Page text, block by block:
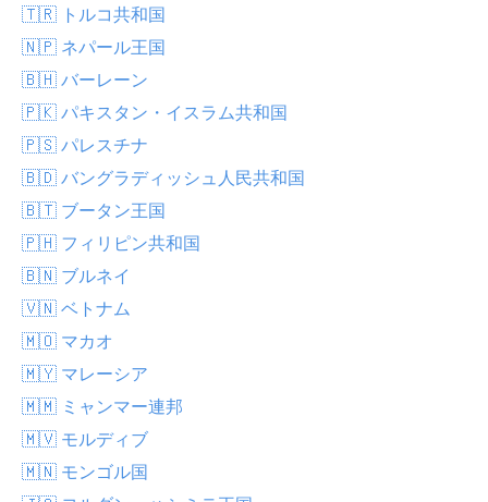
🇹🇷 トルコ共和国
🇳🇵 ネパール王国
🇧🇭 バーレーン
🇵🇰 パキスタン・イスラム共和国
🇵🇸 パレスチナ
🇧🇩 バングラディッシュ人民共和国
🇧🇹 ブータン王国
🇵🇭 フィリピン共和国
🇧🇳 ブルネイ
🇻🇳 ベトナム
🇲🇴 マカオ
🇲🇾 マレーシア
🇲🇲 ミャンマー連邦
🇲🇻 モルディブ
🇲🇳 モンゴル国